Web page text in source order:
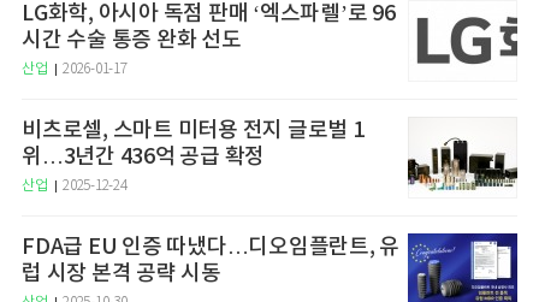
LG화학, 아시아 독점 판매 ‘엑스파렐’로 96
시간 수술 통증 완화 선도
산업 2026-01-17
비츠로셀, 스마트 미터용 전지 글로벌 1
위…3년간 436억 공급 확정
산업 2025-12-24
FDA급 EU 인증 따냈다…디오임플란트, 유
럽 시장 본격 공략 시동